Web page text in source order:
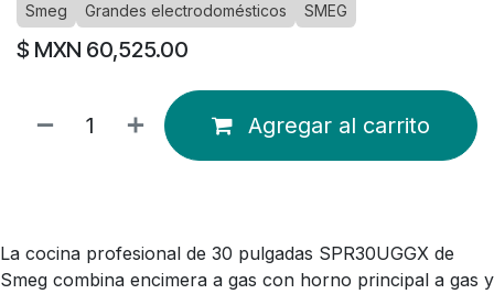
Smeg Grandes electrodomésticos SMEG
$ MXN 60,525.00
Agregar al carrito
La cocina profesional de 30 pulgadas SPR30UGGX de
Smeg combina encimera a gas con horno principal a gas y